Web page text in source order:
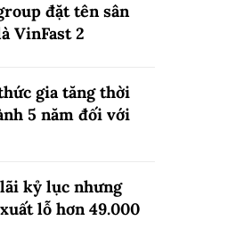
đặt tên sân
VinFast2
gia tăng thời
5 năm đối với
kỷ lục nhưng
lỗ hơn 49.000